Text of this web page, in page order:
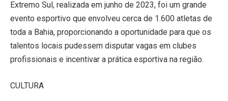
Extremo Sul, realizada em junho de 2023, foi um grande
evento esportivo que envolveu cerca de 1.600 atletas de
toda a Bahia, proporcionando a oportunidade para que os
talentos locais pudessem disputar vagas em clubes
profissionais e incentivar a prática esportiva na região.
CULTURA